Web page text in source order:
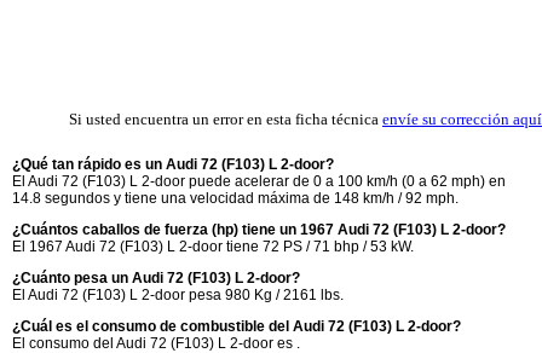
Si usted encuentra un error en esta ficha técnica envíe su corrección aquí
¿Qué tan rápido es un Audi 72 (F103) L 2-door?
El Audi 72 (F103) L 2-door puede acelerar de 0 a 100 km/h (0 a 62 mph) en
14.8 segundos y tiene una velocidad máxima de 148 km/h / 92 mph.
¿Cuántos caballos de fuerza (hp) tiene un 1967 Audi 72 (F103) L 2-door?
El 1967 Audi 72 (F103) L 2-door tiene 72 PS / 71 bhp / 53 kW.
¿Cuánto pesa un Audi 72 (F103) L 2-door?
El Audi 72 (F103) L 2-door pesa 980 Kg / 2161 lbs.
¿Cuál es el consumo de combustible del Audi 72 (F103) L 2-door?
El consumo del Audi 72 (F103) L 2-door es .